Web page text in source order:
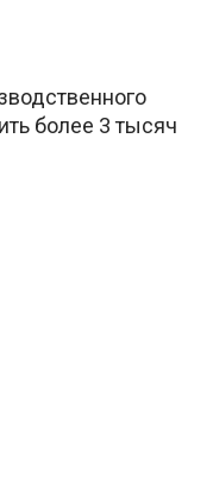
более 3 тысяч